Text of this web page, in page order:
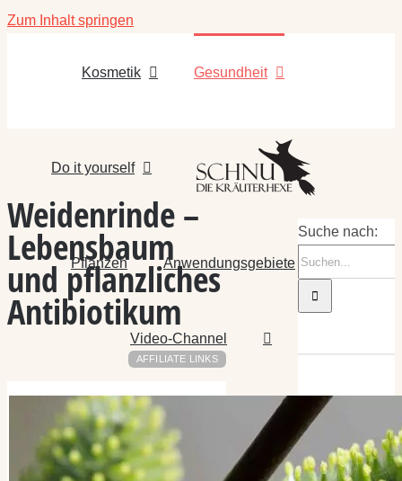
Zum Inhalt springen
Kosmetik Gesundheit
Do it yourself
Pflanzen Anwendungsgebiete
Video-Channel
Weidenrinde –
Lebensbaum
und pflanzliches
Antibiotikum
AFFILIATE LINKS
Suche nach:
Kategorien
Kategorien